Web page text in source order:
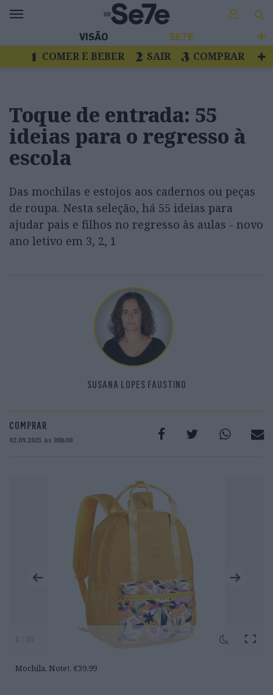
VISÃO SE7E
COMER E BEBER SAIR
COMPRAR
Toque de entrada: 55
ideias para o regresso à
escola
Das mochilas e estojos aos cadernos ou peças
de roupa. Nesta seleção, há 55 ideias para
ajudar pais e filhos no regresso às aulas - novo
ano letivo em 3, 2, 1
SUSANA LOPES FAUSTINO
COMPRAR
02.09.2021 às 08h00
1 / 55
Mochila, Note!, €39,99